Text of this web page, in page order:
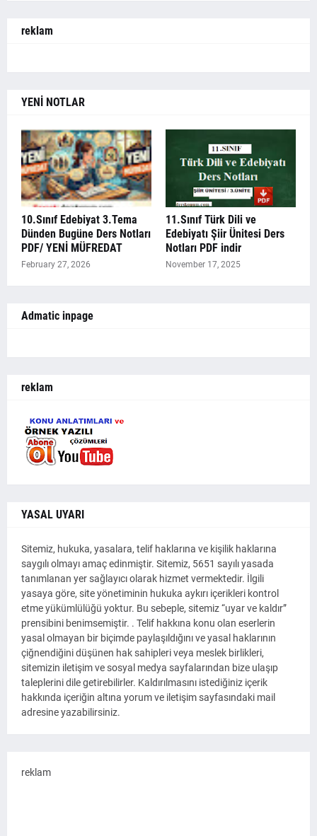
reklam
YENİ NOTLAR
10.Sınıf Edebiyat 3.Tema
Dünden Bugüne Ders Notları
PDF/ YENİ MÜFREDAT
February 27, 2026
11.Sınıf Türk Dili ve
Edebiyatı Şiir Ünitesi Ders
Notları PDF indir
November 17, 2025
Admatic inpage
reklam
YASAL UYARI
Sitemiz, hukuka, yasalara, telif haklarına ve kişilik haklarına
saygılı olmayı amaç edinmiştir. Sitemiz, 5651 sayılı yasada
tanımlanan yer sağlayıcı olarak hizmet vermektedir. İlgili
yasaya göre, site yönetiminin hukuka aykırı içerikleri kontrol
etme yükümlülüğü yoktur. Bu sebeple, sitemiz “uyar ve kaldır”
prensibini benimsemiştir. . Telif hakkına konu olan eserlerin
yasal olmayan bir biçimde paylaşıldığını ve yasal haklarının
çiğnendiğini düşünen hak sahipleri veya meslek birlikleri,
sitemizin iletişim ve sosyal medya sayfalarından bize ulaşıp
taleplerini dile getirebilirler. Kaldırılmasını istediğiniz içerik
hakkında içeriğin altına yorum ve iletişim sayfasındaki mail
adresine yazabilirsiniz.
reklam